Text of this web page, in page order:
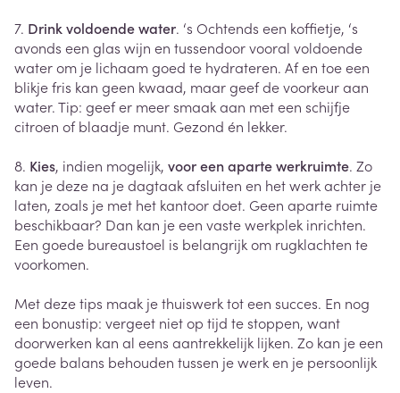
7. Drink voldoende water. ‘s Ochtends een koffietje, ‘s
avonds een glas wijn en tussendoor vooral voldoende
water om je lichaam goed te hydrateren. Af en toe een
blikje fris kan geen kwaad, maar geef de voorkeur aan
water. Tip: geef er meer smaak aan met een schijfje
citroen of blaadje munt. Gezond én lekker.
8. Kies, indien mogelijk, voor een aparte werkruimte. Zo
kan je deze na je dagtaak afsluiten en het werk achter je
laten, zoals je met het kantoor doet. Geen aparte ruimte
beschikbaar? Dan kan je een vaste werkplek inrichten.
Een goede bureaustoel is belangrijk om rugklachten te
voorkomen.
Met deze tips maak je thuiswerk tot een succes. En nog
een bonustip: vergeet niet op tijd te stoppen, want
doorwerken kan al eens aantrekkelijk lijken. Zo kan je een
goede balans behouden tussen je werk en je persoonlijk
leven.